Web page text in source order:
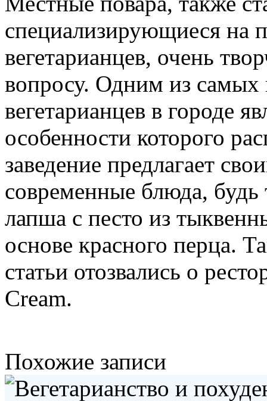
специализирующиеся на
вегетарианцев, очень
вопросу. Одним из самых
вегетарианцев в городе
особенности которого
заведение предлагает
современные блюда,
лапша с песто из
основе красного перца.
статьи отозвались о
Cream.
Похожие записи